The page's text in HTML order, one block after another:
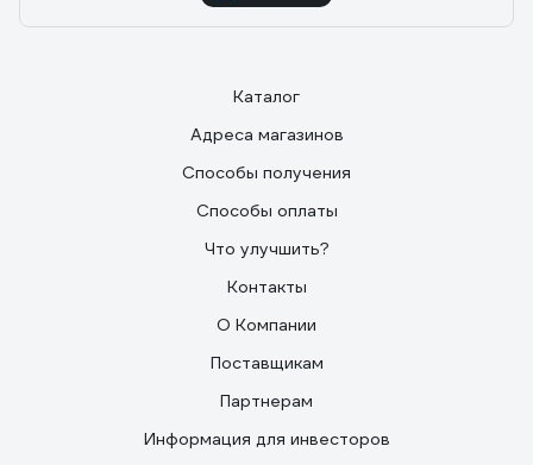
Каталог
Адреса магазинов
Способы получения
Способы оплаты
Что улучшить?
Контакты
О Компании
Поставщикам
Партнерам
Информация для инвесторов